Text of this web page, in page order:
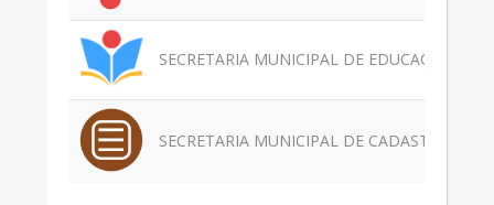
SECRETARIA MUNICIPAL DE EDUCAÇÃO -
SECRETARIA MUNICIPAL DE CADASTRO,